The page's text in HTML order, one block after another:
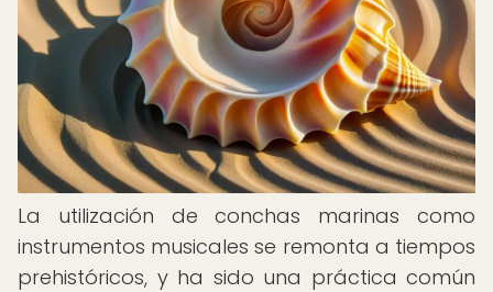
La utilización de conchas marinas como
instrumentos musicales se remonta a tiempos
prehistóricos, y ha sido una práctica común